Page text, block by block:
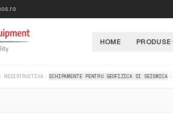
HOME PRODUSE
NEDISTRUCTIVA ECHIPAMENTE PENTRU GEOFIZICA SI SEISMICA